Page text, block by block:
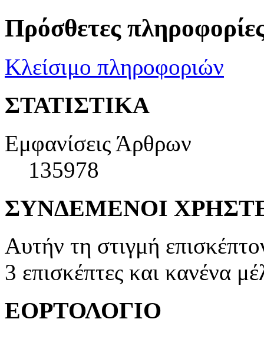
Πρόσθετες
Κλείσιμο πληροφοριών
ΣΤΑΤΙΣΤΙΚΑ
Εμφανίσεις Άρθρων
135978
ΣΥΝΔΕΜΕΝΟΙ
Αυτήν τη στιγμή
3 επισκέπτες και κανένα
ΕΟΡΤΟΛΟΓΙΟ